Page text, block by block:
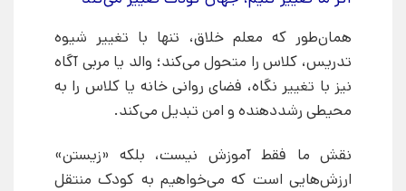
همان‌طور که معلم خلاق، تنها با تغییر شیوه
تدریس، کلاس را متحول می‌کند؛ والد یا مربی آگاه
نیز با تغییر نگاه، فضای روانی خانه یا کلاس را به
محیطی رشددهنده و امن تبدیل می‌کند.
نقش ما فقط آموزش نیست، بلکه «زیستن»
ارزش‌هایی است که می‌خواهیم به کودک منتقل